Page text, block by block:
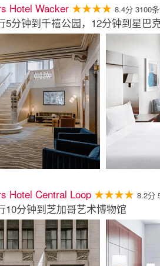
Hotel Wacker ★★★★ 8.4分 3100
5分钟到千禧公园，12分钟到星巴
Hotel Central Loop ★★★★ 8.2分
10分钟到芝加哥艺术博物馆